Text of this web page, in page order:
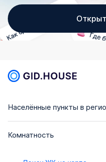
Населённые пункты в
Комнатность